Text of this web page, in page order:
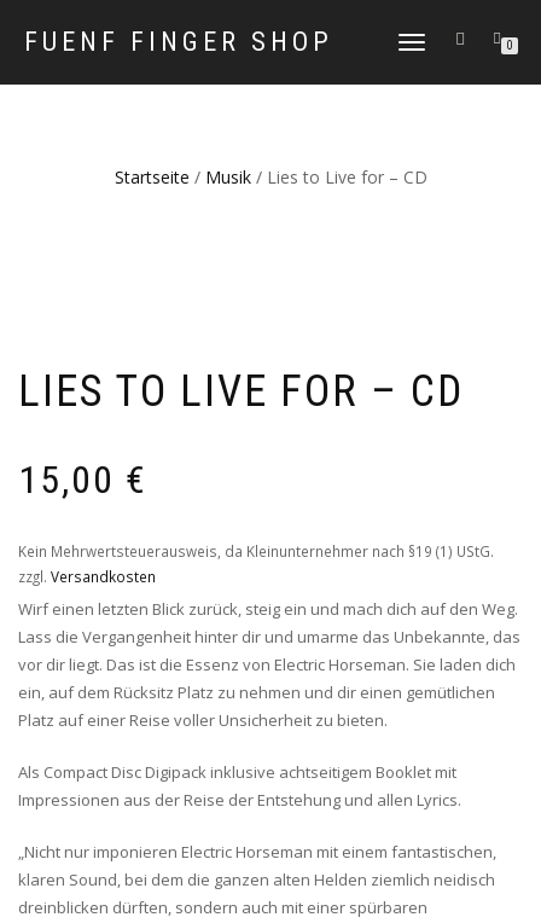
FUENF FINGER SHOP
NAVIGATION
0
Startseite / Musik/ Lies to Live for – CD
LIES TO LIVE FOR – CD
15,00 €
Kein Mehrwertsteuerausweis, da Kleinunternehmer nach §19 (1) UStG.
zzgl. Versandkosten
Wirf einen letzten Blick zurück, steig ein und mach dich auf den Weg.
Lass die Vergangenheit hinter dir und umarme das Unbekannte, das
vor dir liegt. Das ist die Essenz von Electric Horseman. Sie laden dich
ein, auf dem Rücksitz Platz zu nehmen und dir einen gemütlichen
Platz auf einer Reise voller Unsicherheit zu bieten.
Als Compact Disc Digipack inklusive achtseitigem Booklet mit
Impressionen aus der Reise der Entstehung und allen Lyrics.
„Nicht nur imponieren Electric Horseman mit einem fantastischen,
klaren Sound, bei dem die ganzen alten Helden ziemlich neidisch
dreinblicken dürften, sondern auch mit einer spürbaren